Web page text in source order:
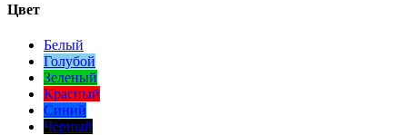
Цвет
Белый
Голубой
Зеленый
Красный
Синий
Черный